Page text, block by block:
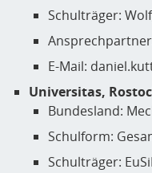
Schulträger:
E-Mail:
Universitas,
Bundesland:
Schulform:
Schulträger: